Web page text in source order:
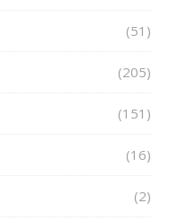
(51)
(205)
(151)
(16)
(2)